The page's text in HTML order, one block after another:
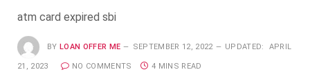
atm card expired sbi
BY LOAN OFFER ME SEPTEMBER 12, 2022 UPDATED: APRIL
21, 2023 NO COMMENTS 4 MINS READ